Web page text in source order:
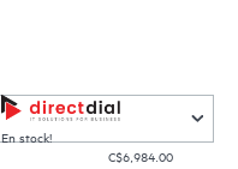
d’intégration et de
différents activités de
En stock!
C$6,984.00